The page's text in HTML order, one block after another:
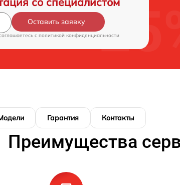
Оставить заявку
c политикой конфиденциальности
Гарантия Контакты
Преимущества